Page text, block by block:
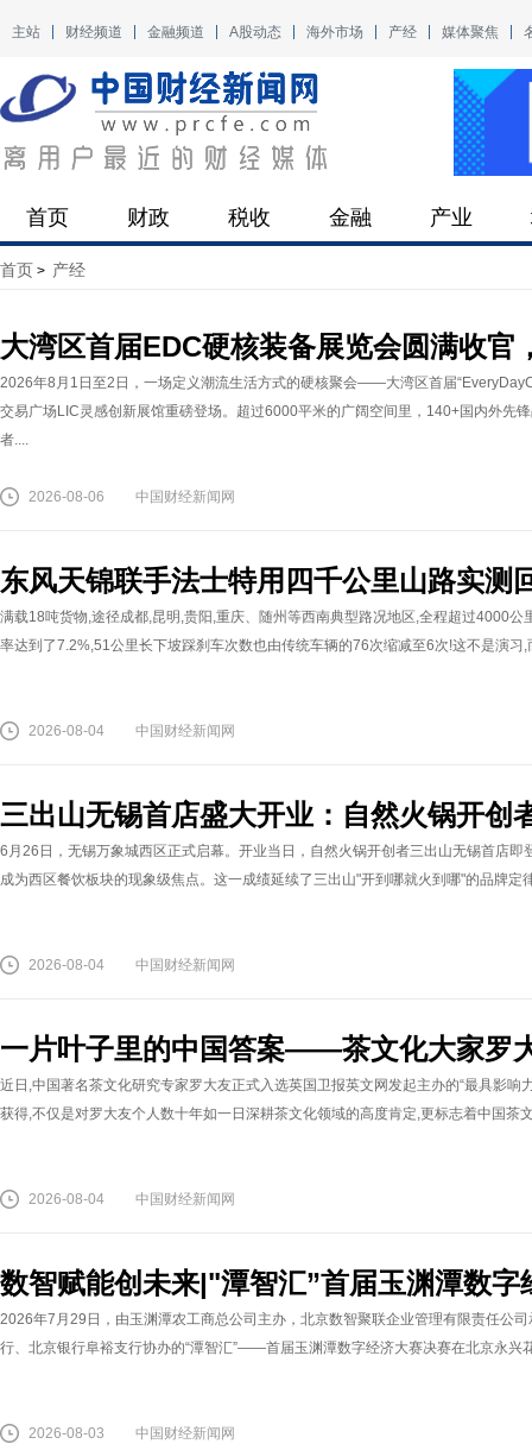
主站 财经频道 金融频道 A股动态 海外市场 产经 媒体聚焦
首页 财政 税收 金融 产业
首页 > 产经
大湾区首届EDC硬核装备展览会圆满收官
2026年8月1日至2日，一场定义潮流生活方式的硬核聚会——大湾区首届
交易广场LIC灵感创新展馆重磅登场。超过6000平米的广阔空间里，140+国内外先
者....
2026-08-06 中国财经新闻网
东风天锦联手法士特用四千公里山路实测
满载18吨货物,途径成都,昆明,贵阳,重庆、随州等西南典型路况地区,全程超过4000
率达到了7.2%,51公里长下坡踩刹车次数也由传统车辆的76次缩减至6次!这不是演
2026-08-04 中国财经新闻网
三出山无锡首店盛大开业：自然火锅开创
6月26日，无锡万象城西区正式启幕。开业当日，自然火锅开创者三出山无锡首店即
成为西区餐饮板块的现象级焦点。这一成绩延续了三出山"开到哪就火到哪"的品牌定
2026-08-04 中国财经新闻网
一片叶子里的中国答案——茶文化大家罗
近日,中国著名茶文化研究专家罗大友正式入选英国卫报英文网发起主办的“最具影响
获得,不仅是对罗大友个人数十年如一日深耕茶文化领域的高度肯定,更标志着中国茶
2026-08-04 中国财经新闻网
数智赋能创未来|"潭智汇”首届玉渊潭数字
2026年7月29日，由玉渊潭农工商总公司主办，北京数智聚联企业管理有限责任公
行、北京银行阜裕支行协办的“潭智汇”——首届玉渊潭数字经济大赛决赛在北京永兴
2026-08-03 中国财经新闻网